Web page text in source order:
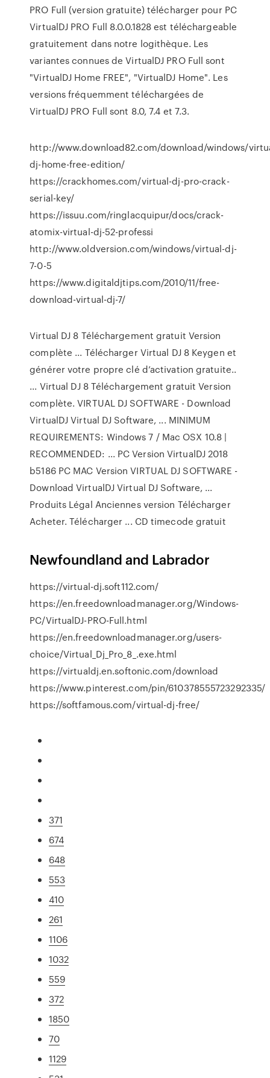
PRO Full (version gratuite) télécharger pour PC
VirtualDJ PRO Full 8.0.0.1828 est téléchargeable
gratuitement dans notre logithèque. Les
variantes connues de VirtualDJ PRO Full sont
"VirtualDJ Home FREE", "VirtualDJ Home". Les
versions fréquemment téléchargées de
VirtualDJ PRO Full sont 8.0, 7.4 et 7.3.
http://www.download82.com/download/windows/
dj-home-free-edition/
https://crackhomes.com/virtual-dj-pro-crack-
serial-key/
https://issuu.com/ringlacquipur/docs/crack-
atomix-virtual-dj-52-professi
http://www.oldversion.com/windows/virtual-dj-
7-0-5
https://www.digitaldjtips.com/2010/11/free-
download-virtual-dj-7/
Virtual DJ 8 Téléchargement gratuit Version
complète ... Télécharger Virtual DJ 8 Keygen et
générer votre propre clé d’activation gratuite..
... Virtual DJ 8 Téléchargement gratuit Version
complète. VIRTUAL DJ SOFTWARE - Download
VirtualDJ Virtual DJ Software, ... MINIMUM
REQUIREMENTS: Windows 7 / Mac OSX 10.8 |
RECOMMENDED: ... PC Version VirtualDJ 2018
b5186 PC MAC Version VIRTUAL DJ SOFTWARE -
Download VirtualDJ Virtual DJ Software, ...
Produits Légal Anciennes version Télécharger
Acheter. Télécharger ... CD timecode gratuit
Newfoundland and Labrador
https://virtual-dj.soft112.com/
https://en.freedownloadmanager.org/Windows-
PC/VirtualDJ-PRO-Full.html
https://en.freedownloadmanager.org/users-
choice/Virtual_Dj_Pro_8_.exe.html
https://virtualdj.en.softonic.com/download
https://www.pinterest.com/pin/610378555723292335/
https://softfamous.com/virtual-dj-free/
371
674
648
553
410
261
1106
1032
559
372
1850
70
1129